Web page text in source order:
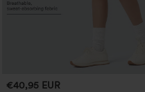
€40,95 EUR